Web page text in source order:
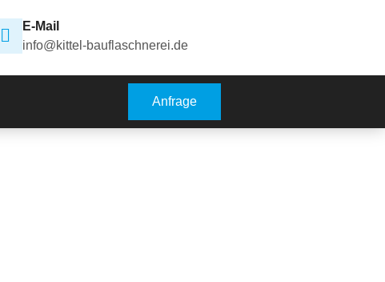
E-Mail
info@kittel-bauflaschnerei.de
Anfrage